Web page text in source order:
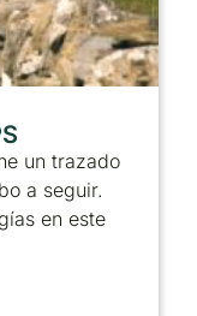
un trazado
a seguir.
en este